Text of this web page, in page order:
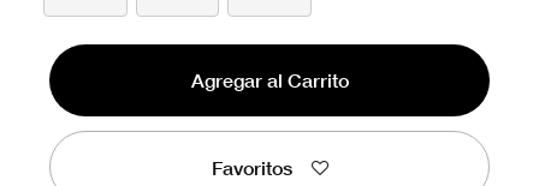
Agregar al Carrito
Favoritos